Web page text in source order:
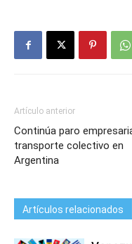
Artículo anterior
Continúa paro
transporte colectivo en
Argentina
Artículos relacionados